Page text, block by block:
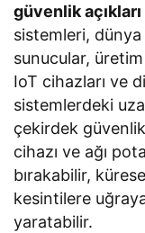
güvenlik
sistemleri, dünya
sunucular,
IoT cihazları ve
sistemlerdeki
çekirdek güvenlik
cihazı ve ağı
bırakabilir,
kesintilere
yaratabilir.